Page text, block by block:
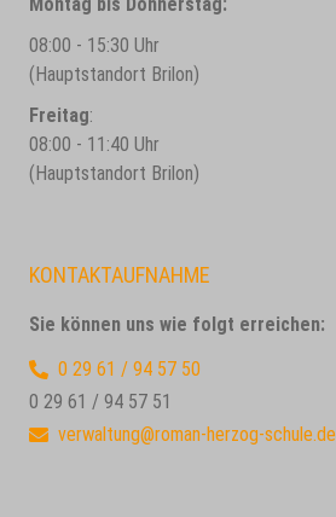
08:00 - 15:30 Uhr
(Hauptstandort Brilon)
Freitag:
08:00 - 11:40 Uhr
(Hauptstandort Brilon)
KONTAKTAUFNAHME
Sie können uns wie folgt erreichen:
0 29 61 / 94 57 50
0 29 61 / 94 57 51
verwaltung@roman-herzog-schule.de